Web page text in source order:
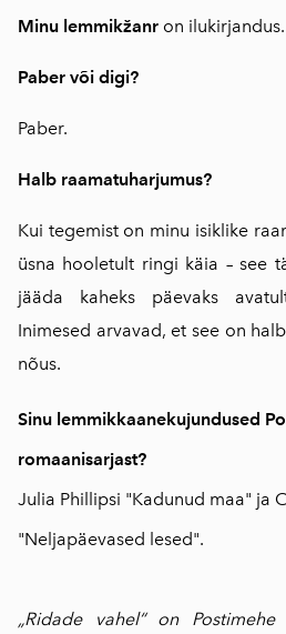
Minu lemmikžanr on ilukirjandus.
Paber või digi?
Paber.
Halb raamatuharjumus?
Kui tegemist on minu isiklike
üsna hooletult ringi käia – see
jääda kaheks päevaks
Inimesed arvavad, et see on
nõus.
Sinu lemmikkaanekujundused
romaanisarjast?
Julia Phillipsi "Kadunud maa" ja
"Neljapäevased lesed".
„Ridade vahel“ on